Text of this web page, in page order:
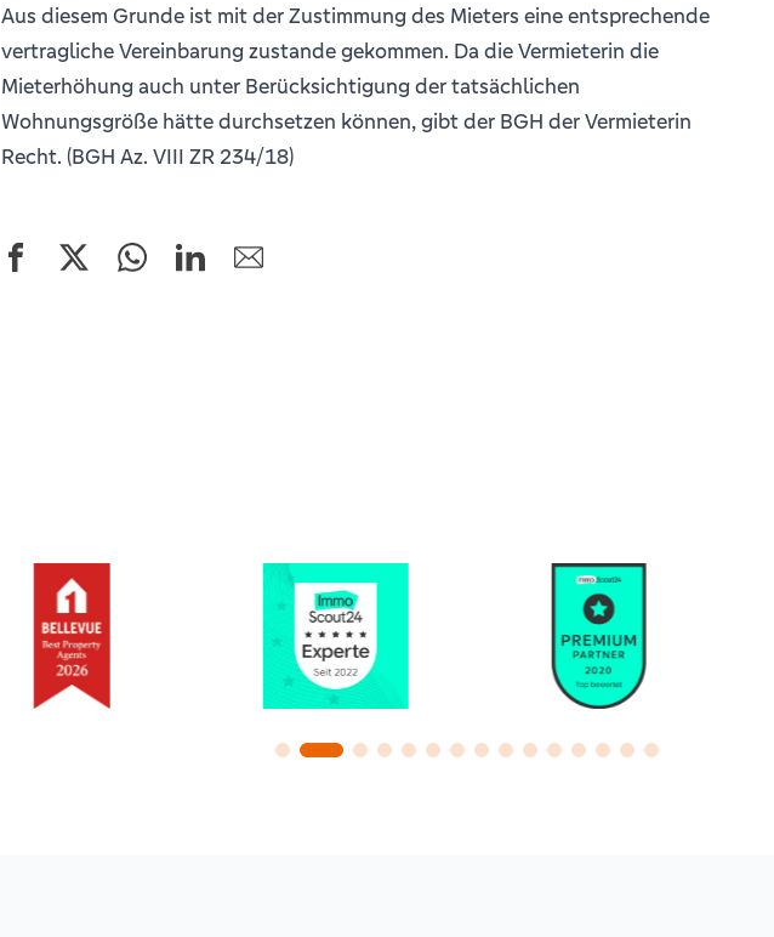
Aus diesem Grunde ist mit der Zustimmung des Mieters eine entsprechende
vertragliche Vereinbarung zustande gekommen. Da die Vermieterin die
Mieterhöhung auch unter Berücksichtigung der tatsächlichen
Wohnungsgröße hätte durchsetzen können, gibt der BGH der Vermieterin
Recht. (BGH Az. VIII ZR 234/18)